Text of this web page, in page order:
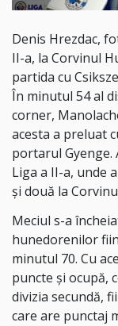
Denis Hrezdac,
II-a, la Corvinul
partida cu
În minutul 54 al
corner,
acesta a preluat
portarul Gyenge.
Liga a II-a, unde
și două la
Meciul s-a
hunedorenilor
minutul 70. Cu
puncte și ocupă,
divizia secundă,
care are punctaj